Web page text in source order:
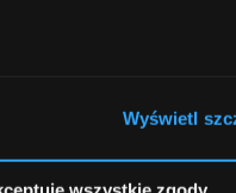
Wyświetl